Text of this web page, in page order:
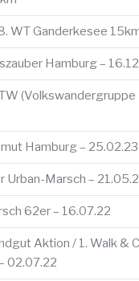
WT Ganderkesee
Hamburg –
(Volkswandergruppe
Hamburg – 25.02.23
Urban-Marsch –
62er – 16.07.22
Aktion / 1. Walk &
02.07.22